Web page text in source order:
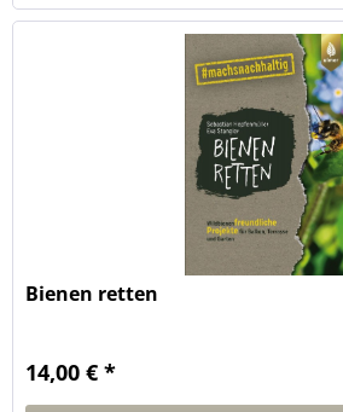
Bienen retten
14,00 € *